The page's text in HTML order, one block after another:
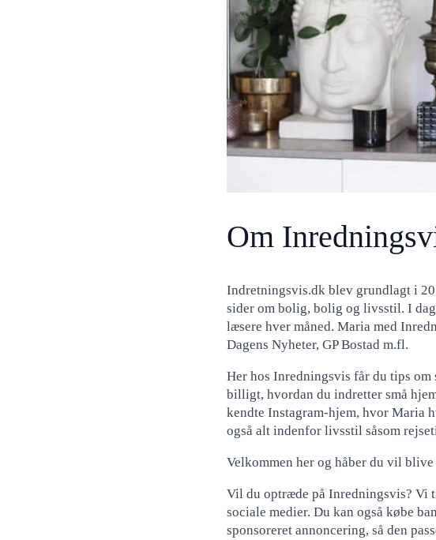
Om
Indretningsvis.dk blev grundlagt i
sider om bolig, bolig og livsstil. I
læsere hver måned. Maria med
Dagens Nyheter, GP Bostad m.fl.
Her hos Inredningsvis får du tips
billigt, hvordan du indretter små
kendte Instagram-hjem, hvor Maria
også alt indenfor livsstil såsom
Velkommen her og håber du vil
Vil du optræde på Inredningsvis? Vi
sociale medier. Du kan også købe
sponsoreret annoncering, så den